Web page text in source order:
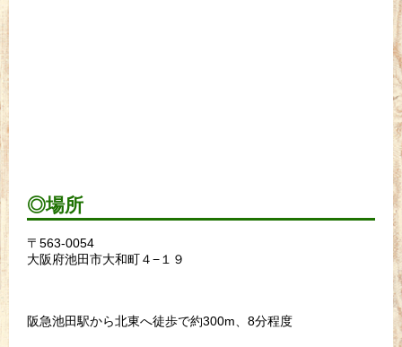
◎場所
〒563-0054
大阪府池田市大和町４−１９
阪急池田駅から北東へ徒歩で約300m、8分程度